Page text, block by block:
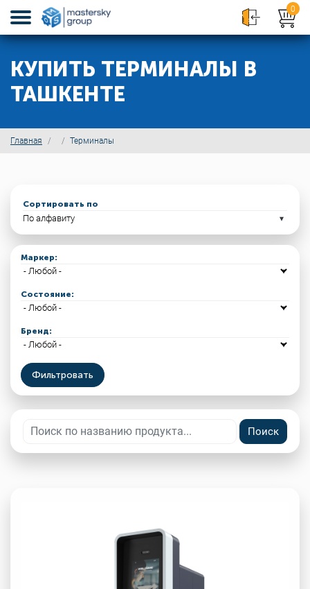
0
КУПИТЬ ТЕРМИНАЛЫ В
ТАШКЕНТЕ
Главная Терминалы
Сортировать по
Маркер:
Состояние:
Бренд: